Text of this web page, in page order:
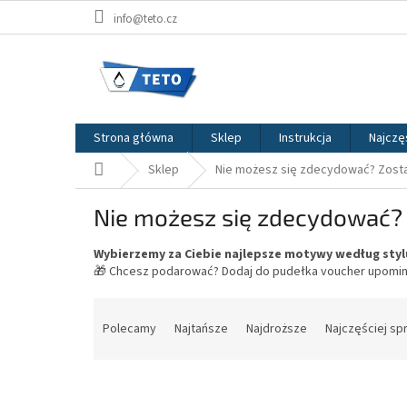
info@teto.cz
Strona główna Sklep Instrukcja
Home Sklep Nie możesz się zdecydować?
Nie możesz się
Wybierzemy za Ciebie najlepsze motywy według
🎁 Chcesz podarować? Dodaj do pudełka voucher
Polecamy Najtańsze Najdroższe Najczęściej